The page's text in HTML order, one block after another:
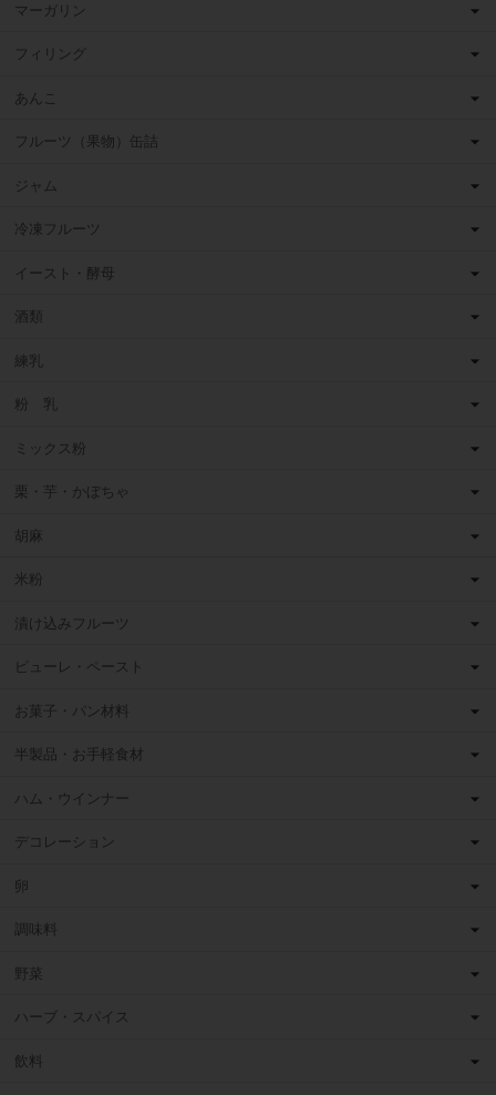
マーガリン
フィリング
あんこ
フルーツ（果物）缶詰
ジャム
冷凍フルーツ
イースト・酵母
酒類
練乳
粉 乳
ミックス粉
栗・芋・かぼちゃ
胡麻
米粉
漬け込みフルーツ
ピューレ・ペースト
お菓子・パン材料
半製品・お手軽食材
ハム・ウインナー
デコレーション
卵
調味料
野菜
ハーブ・スパイス
飲料